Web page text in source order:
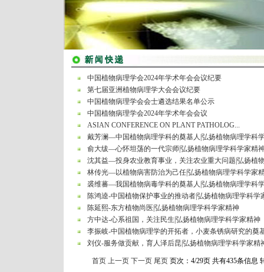
中国植物病理学会2024年学术年会会议纪要
第七届亚洲植物病理学大会会议纪要
中国植物病理学会会士遴选结果名单公示
中国植物病理学会2024年学术年会会议
ASIAN CONFERENCE ON PLANT PATHOLOG...
戴芳澜—中国植物病理学科的奠基人|弘扬植物病理学科
俞大绂—心怀坦荡的一代宗师|弘扬植物病理学科学家精
沈其益—投身农业教育事业，关注农业重大问题|弘扬植
林传光—以植物病害防治为己任|弘扬植物病理学科学家
裘维蕃—我国植物病毒学科的奠基人|弘扬植物病理学科
陈鸿逵-中国植物保护事业的推动者|弘扬植物病理学科学
陈延熙-东方植物尚医|弘扬植物病理学科学家精神
方中达-心系祖国，关注民生|弘扬植物病理学科学家精神
李振岐-中国植物病理学的开拓者，小麦条锈病研究的奠
刘仪-服务做贡献，育人泽后昆|弘扬植物病理学科学家精
首页 上一页 下一页 尾页页次： 4/29页 共有435条信息